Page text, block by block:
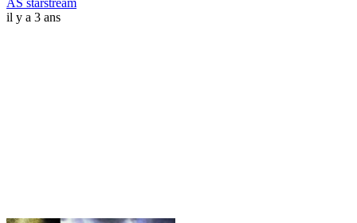
AS starstream
il y a 3 ans